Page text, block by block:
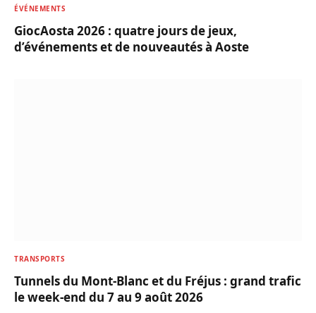
ÉVÉNEMENTS
GiocAosta 2026 : quatre jours de jeux,
d’événements et de nouveautés à Aoste
TRANSPORTS
Tunnels du Mont-Blanc et du Fréjus : grand trafic
le week-end du 7 au 9 août 2026